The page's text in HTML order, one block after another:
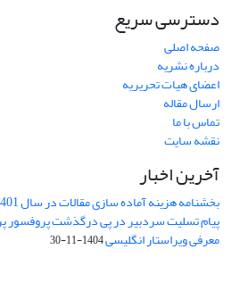
دسترسی سریع
صفحه اصلی
درباره نشریه
اعضای هیات تحریریه
ارسال مقاله
تماس با ما
نقشه سایت
آخرین اخبار
بخشنامه هزینه آماده سازی مقالات در سال 1401
پیام تسلیت سردبیر در پی درگذشت پروفسور
معرفی ویراستار انگلیسی1404-11-30